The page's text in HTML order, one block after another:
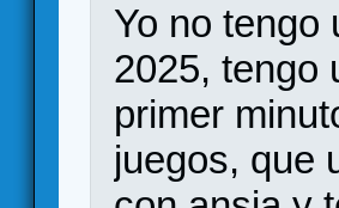
Yo no tengo
2025, tengo
primer
juegos, que